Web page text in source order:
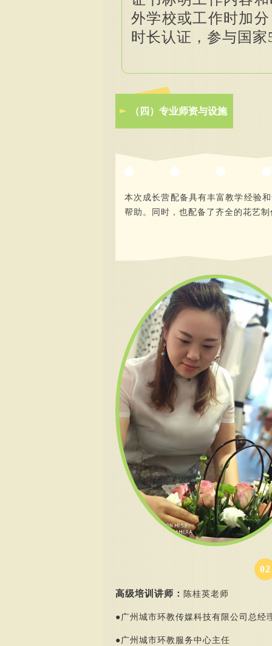
外学校或工作时加
时长认证，参与国
（四）专业师资与设施
本次成长营配备具有丰富教学经验
帮助。同时，也配备了齐全的花艺
02
高级培训讲师： 陈桂英老师
●广州城市环教传媒科技有限公司总经
●广州城市环教服务中心主任